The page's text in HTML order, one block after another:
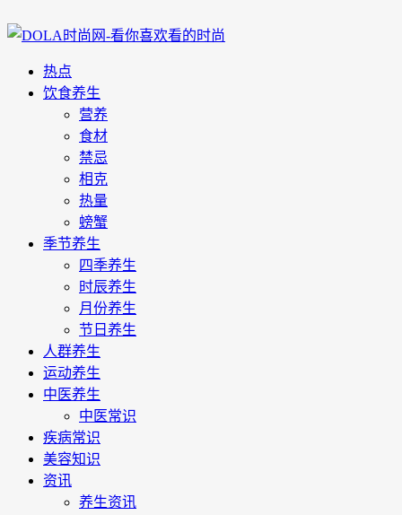
热点
饮食养生
营养
食材
禁忌
相克
热量
螃蟹
季节养生
四季养生
时辰养生
月份养生
节日养生
人群养生
运动养生
中医养生
中医常识
疾病常识
美容知识
资讯
养生资讯